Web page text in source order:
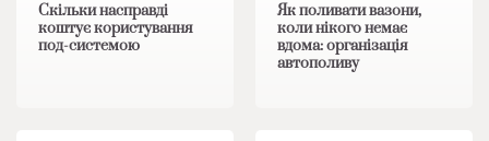
Скільки насправді
коштує користування
под-системою
Як поливати вазони,
коли нікого немає
вдома: організація
автополиву